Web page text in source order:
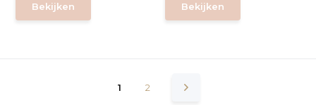
Bekijken Bekijken
1 2